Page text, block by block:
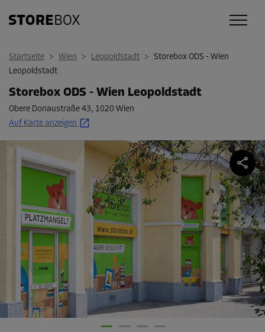
Startseite > Wien > Leopoldstadt > Storebox ODS - Wien
Leopoldstadt
Storebox ODS - Wien Leopoldstadt
Obere Donaustraße 43, 1020 Wien
Auf Karte anzeigen